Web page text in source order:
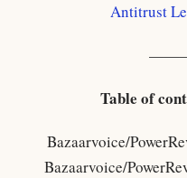
Antitrust
Table of
Bazaarvoice/
Bazaarvoice/